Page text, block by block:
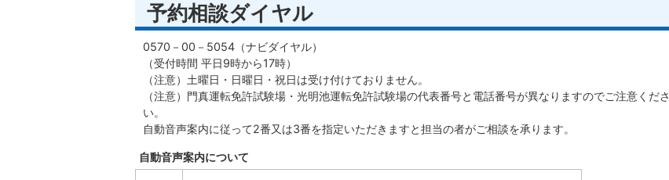
予約相談ダイヤル
0570－00－5054（ナビダイヤル）
（受付時間 平日9時から17時）
（注意）土曜日・日曜日・祝日は受け付けておりません。
（注意）門真運転免許試験場・光明池運転免許試験場の代表番号と電話番号が異なりますのでご注意くださ
い。
自動音声案内に従って2番又は3番を指定いただきますと担当の者がご相談を承ります。
自動音声案内について